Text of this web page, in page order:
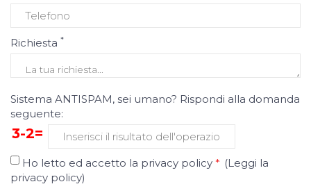
Richiesta *
Sistema ANTISPAM, sei umano? Rispondi alla domanda
seguente:
3-2=
Ho letto ed accetto la privacy policy * (Leggi la
privacy policy)